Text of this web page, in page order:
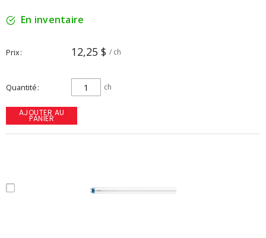
En inventaire
Prix 12,25 $ / ch
Quantité ch
AJOUTER AU
PANIER